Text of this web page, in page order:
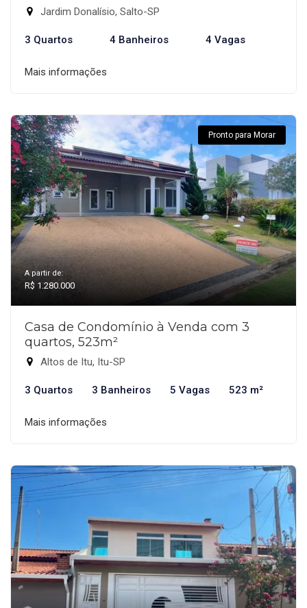
Jardim Donalísio, Salto-SP
3 Quartos 4 Banheiros 4 Vagas
Mais informações
Pronto para Morar
A partir de:
R$ 1.280.000
Casa de Condomínio à Venda com 3
quartos, 523m²
Altos de Itu, Itu-SP
3 Quartos 3 Banheiros 5 Vagas 523 m²
Mais informações